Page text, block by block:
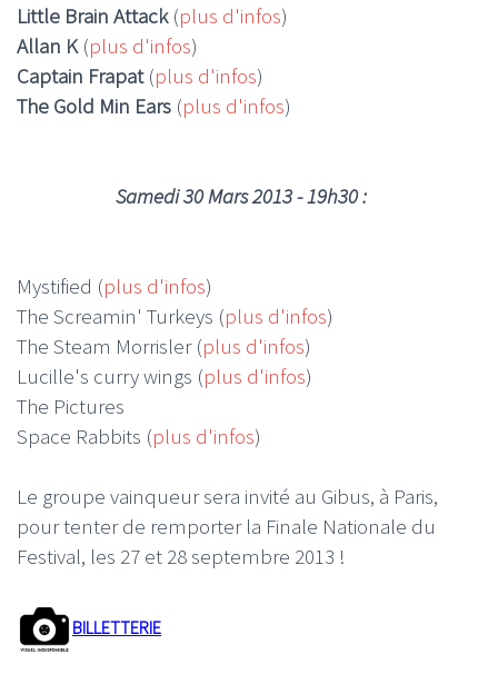
Little Brain Attack(plus d'infos)
Allan K(plus d'infos)
Captain Frapat (plus d'infos)
The Gold Min Ears (plus d'infos)
Samedi 30 Mars 2013 - 19h30 :
Mystified (plus d'infos)
The Screamin' Turkeys (plus d'infos)
The Steam Morrisler (plus d'infos)
Lucille's curry wings (plus d'infos)
The Pictures
Space Rabbits (plus d'infos)
Le groupe vainqueur sera invité au Gibus, à Paris,
pour tenter de remporter la Finale Nationale du
Festival, les 27 et 28 septembre 2013 !
BILLETTERIE